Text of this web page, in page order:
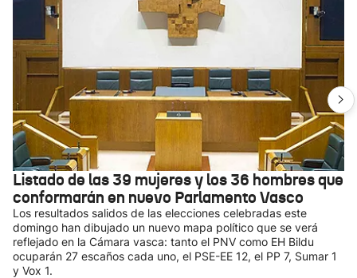
Listado de las 39 mujeres y los 36 hombres que
conformarán en nuevo Parlamento Vasco
Los resultados salidos de las elecciones celebradas este
domingo han dibujado un nuevo mapa político que se verá
reflejado en la Cámara vasca: tanto el PNV como EH Bildu
ocuparán 27 escaños cada uno, el PSE-EE 12, el PP 7, Sumar 1
y Vox 1.